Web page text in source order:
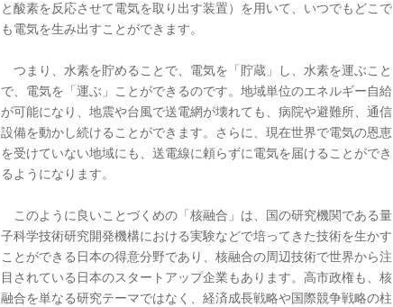
と酸素を反応させて電気を取り出す装置）を用いて、いつでもどこで
も電気を生み出すことができます。
つまり、水素を貯めることで、電気を「貯蔵」し、水素を運ぶこと
で、電気を「運ぶ」ことができるのです。地域単位のエネルギー自給
が可能になり、地震や台風で送電網が壊れても、病院や避難所、通信
設備を動かし続けることができます。さらに、現在世界で電気の恩恵
を受けていない地域にも、送電線に頼らずに電気を届けることができ
るようになります。
このように良いことづくめの「核融合」は、国の研究機関である量
子科学技術研究開発機構における実験などで培ってきた技術を生かす
ことができる日本の得意分野であり、核融合の周辺技術で世界から注
目されている日本のスタートアップ企業もあります。高市政権も、核
融合を単なる研究テーマではなく、経済成長戦略や国際競争戦略の柱